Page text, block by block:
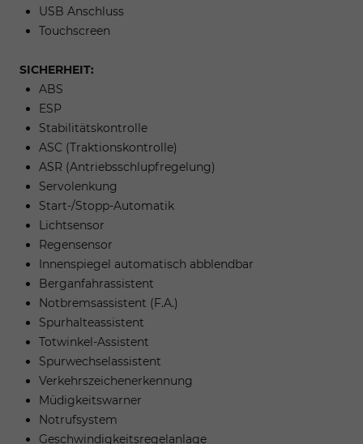
USB Anschluss
Touchscreen
SICHERHEIT:
ABS
ESP
Stabilitätskontrolle
ASC (Traktionskontrolle)
ASR (Antriebsschlupfregelung)
Servolenkung
Start-/Stopp-Automatik
Lichtsensor
Regensensor
Innenspiegel automatisch abblendbar
Berganfahrassistent
Notbremsassistent (F.A.)
Spurhalteassistent
Totwinkel-Assistent
Spurwechselassistent
Verkehrszeichenerkennung
Müdigkeitswarner
Notrufsystem
Geschwindigkeitsregelanlage